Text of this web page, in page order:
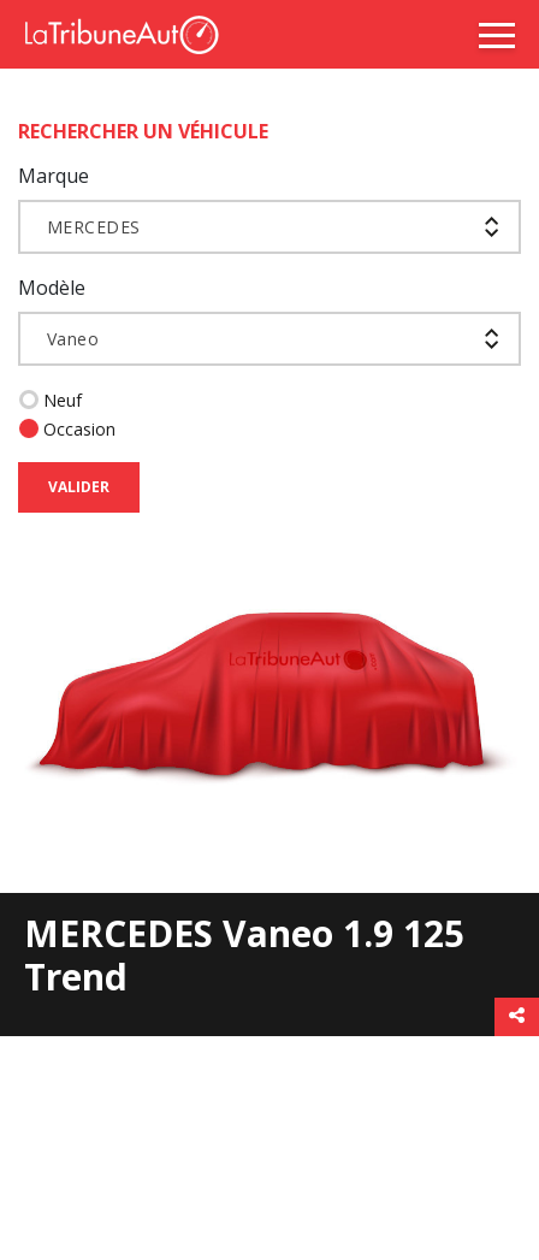
RECHERCHER UN VÉHICULE
Marque
MERCEDES
Modèle
Vaneo
Neuf
Occasion
VALIDER
MERCEDES Vaneo 1.9 125
Trend